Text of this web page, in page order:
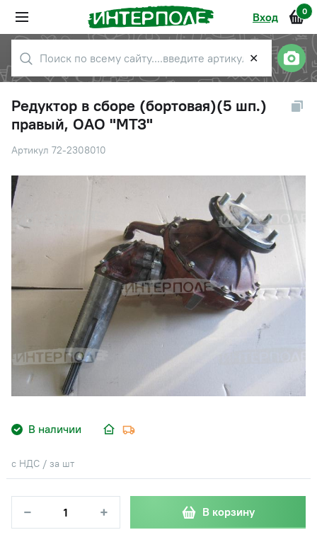
Вход 0
✕
Редуктор в сборе (бортовая)(5 шп.)
правый, ОАО "МТЗ"
Артикул 72-2308010
В наличии
с НДС / за шт
− + В корзину